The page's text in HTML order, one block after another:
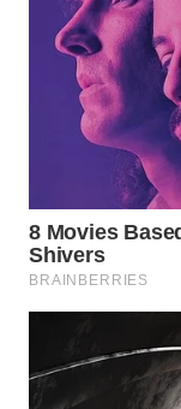
SUBANG
WN
SUKABUMI
PURWAKARTA
WN
PRIANGAN
WN
SEMARANG